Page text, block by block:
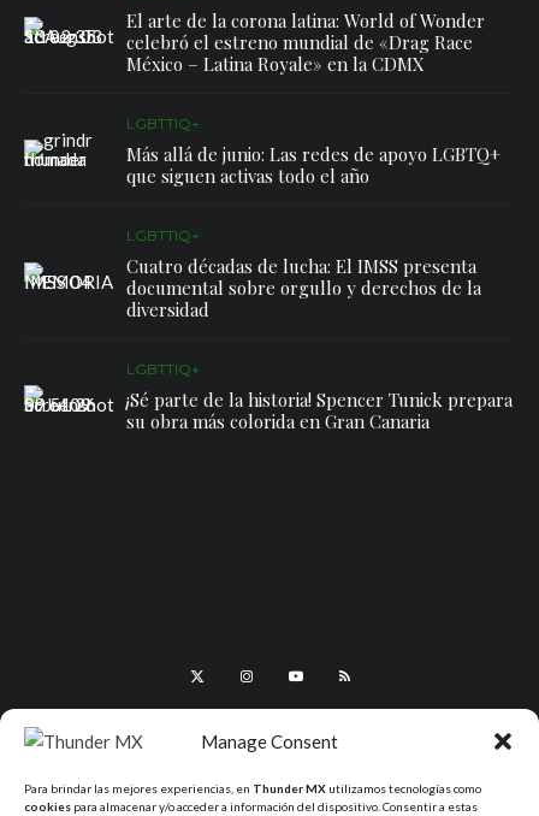
Manage Consent
Para brindar las mejores experiencias, en Thunder MX utilizamos tecnologías como
cookies para almacenar y/o acceder a información del dispositivo. Consentir a estas
El arte de la corona latina: World of Wonder
celebró el estreno mundial de «Drag Race
México – Latina Royale» en la CDMX
LGBTTIQ+
Más allá de junio: Las redes de apoyo LGBTQ+
que siguen activas todo el año
LGBTTIQ+
Cuatro décadas de lucha: El IMSS presenta
documental sobre orgullo y derechos de la
diversidad
LGBTTIQ+
¡Sé parte de la historia! Spencer Tunick prepara
su obra más colorida en Gran Canaria